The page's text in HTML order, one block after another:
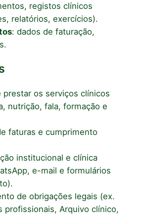
registos clínicos
relatórios, exercícios).
: dados de faturação,
prestar os serviços clínicos
nutrição, fala, formação e
faturas e cumprimento
institucional e clínica
e-mail e formulários
de obrigações legais (ex.
profissionais, Arquivo clínico,